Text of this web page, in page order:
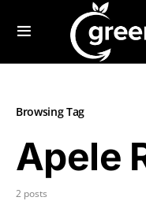
Browsing Tag
Apele
2 posts